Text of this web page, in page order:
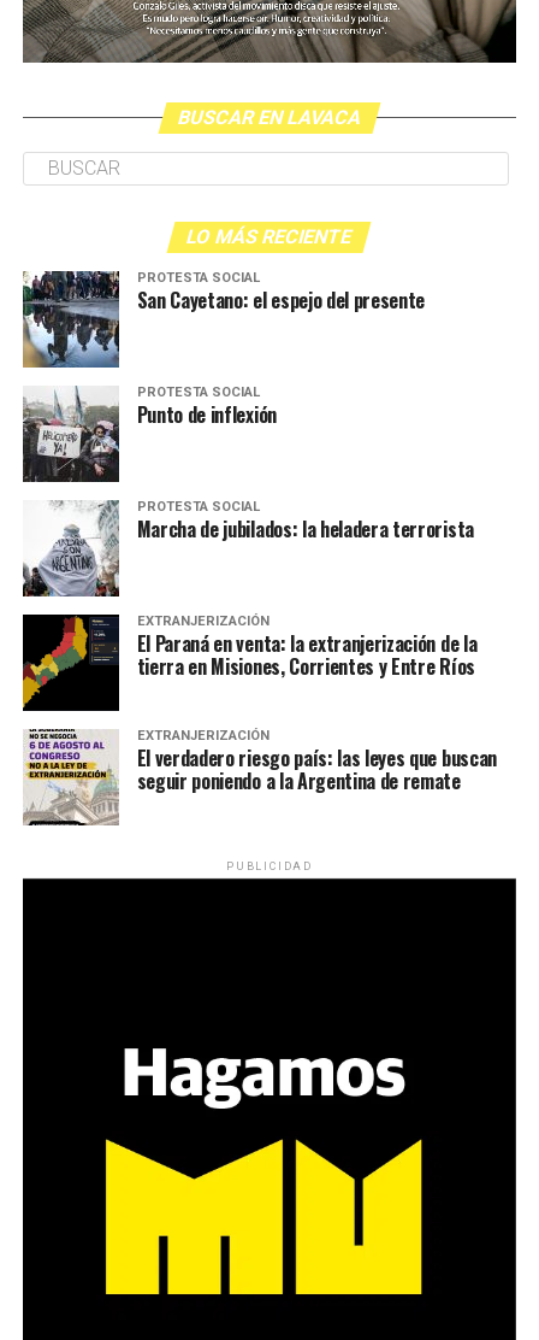
BUSCAR EN LAVACA
LO MÁS RECIENTE
PROTESTA SOCIAL
San Cayetano: el espejo del presente
PROTESTA SOCIAL
Punto de inflexión
PROTESTA SOCIAL
Marcha de jubilados: la heladera terrorista
EXTRANJERIZACIÓN
El Paraná en venta: la extranjerización de la
tierra en Misiones, Corrientes y Entre Ríos
EXTRANJERIZACIÓN
El verdadero riesgo país: las leyes que buscan
seguir poniendo a la Argentina de remate
PUBLICIDAD